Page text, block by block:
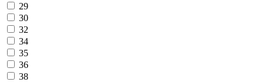
29
30
32
34
35
36
38